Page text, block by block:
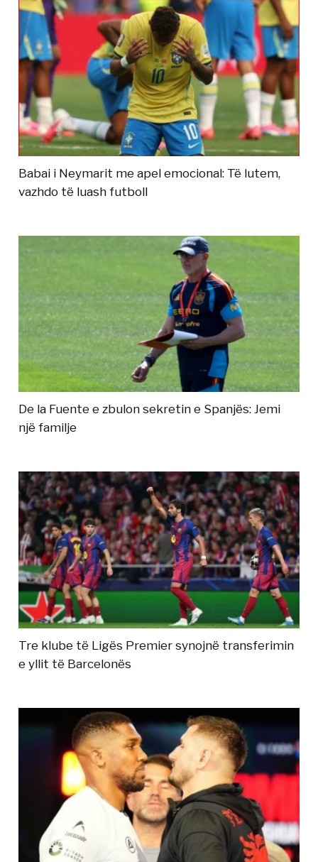
Babai i Neymarit me apel emocional: Të lutem,
vazhdo të luash futboll
De la Fuente e zbulon sekretin e Spanjës: Jemi
një familje
Tre klube të Ligës Premier synojnë transferimin
e yllit të Barcelonës